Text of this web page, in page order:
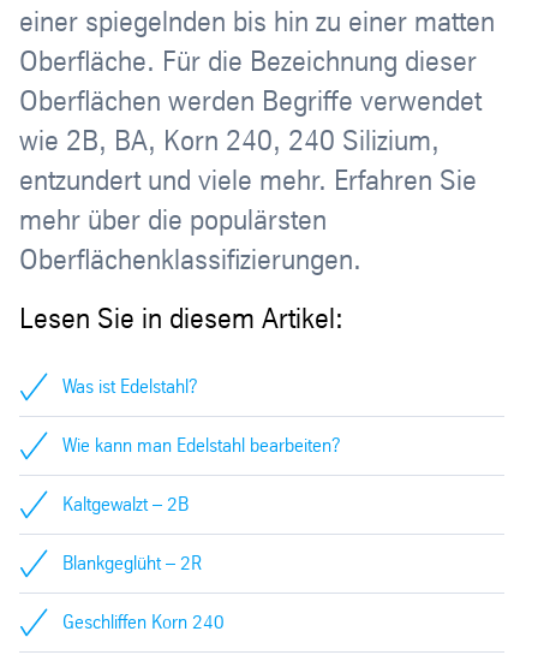
einer spiegelnden bis hin zu einer matten
Oberfläche. Für die Bezeichnung dieser
Oberflächen werden Begriffe verwendet
wie 2B, BA, Korn 240, 240 Silizium,
entzundert und viele mehr. Erfahren Sie
mehr über die populärsten
Oberflächenklassifizierungen.
Lesen Sie in diesem Artikel:
Was ist Edelstahl?
Wie kann man Edelstahl bearbeiten?
Kaltgewalzt – 2B
Blankgeglüht – 2R
Geschliffen Korn 240